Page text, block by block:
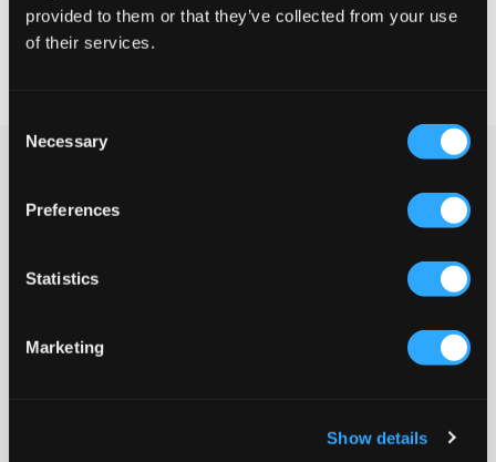
provided to them or that they’ve collected from your use
of their services.
Selection
Necessary
Preferences
Statistics
Marketing
Show details
Rask levering
Benhvit hettegenser fra Sail Racing. Merkets logo er trykket med
på hetten. Foran finnes en kengurulomme, og det er mansjetter
Hette
Kengurulomme